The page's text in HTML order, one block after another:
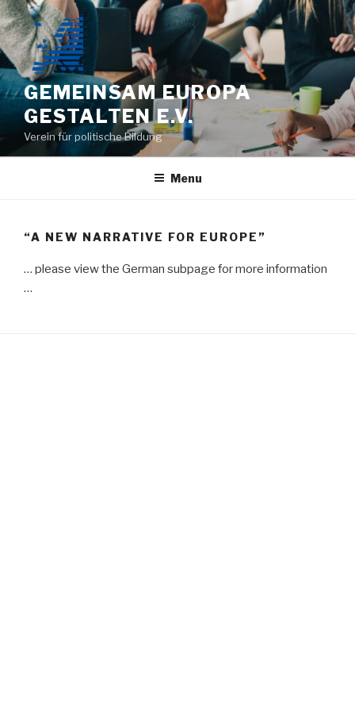
Skip
to
content
GEMEINSAM EUROPA
GESTALTEN E.V.
Verein für politische Bildung
Menu
“A NEW NARRATIVE FOR EUROPE”
… please view the German subpage for more information
…